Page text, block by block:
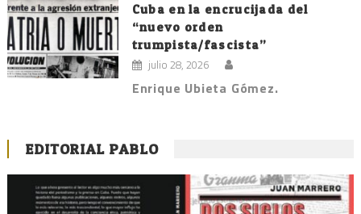
Cuba en la encrucijada del
“nuevo orden
trumpista/fascista”
julio 28, 2026
Enrique Ubieta Gómez.
EDITORIAL PABLO